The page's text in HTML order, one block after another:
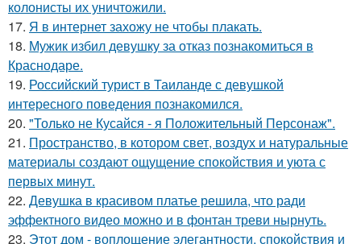
колонисты их уничтожили.
17. Я в интернет захожу не чтобы плакать.
18. Мужик избил девушку за отказ познакомиться в
Краснодаре.
19. Российский турист в Таиланде с девушкой
интересного поведения познакомился.
20. "Только не Кусайся - я Положительный Персонаж".
21. Пространство, в котором свет, воздух и натуральные
материалы создают ощущение спокойствия и уюта с
первых минут.
22. Девушка в красивом платье решила, что ради
эффектного видео можно и в фонтан треви нырнуть.
23. Этот дом - воплощение элегантности, спокойствия и